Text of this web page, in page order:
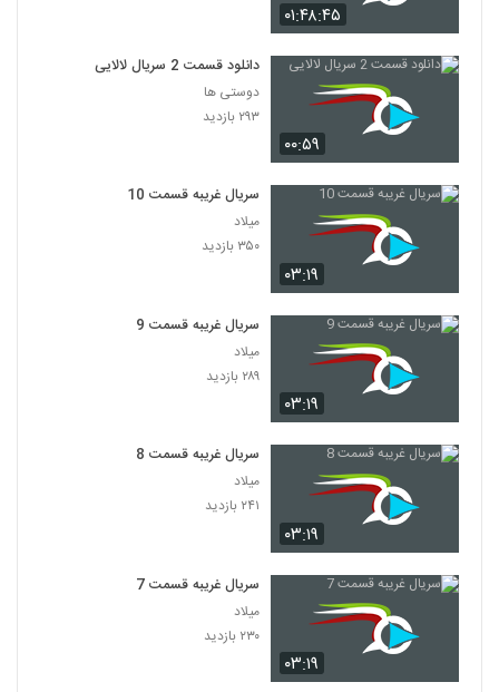
۰۱:۴۸:۴۵
۰۰:۵۹
دانلود قسمت 2 سریال لالایی
دوستی ها
۲۹۳ بازدید
۰۳:۱۹
سریال غریبه قسمت 10
میلاد
۳۵۰ بازدید
۰۳:۱۹
سریال غریبه قسمت 9
میلاد
۲۸۹ بازدید
۰۳:۱۹
سریال غریبه قسمت 8
میلاد
۲۴۱ بازدید
۰۳:۱۹
سریال غریبه قسمت 7
میلاد
۲۳۰ بازدید